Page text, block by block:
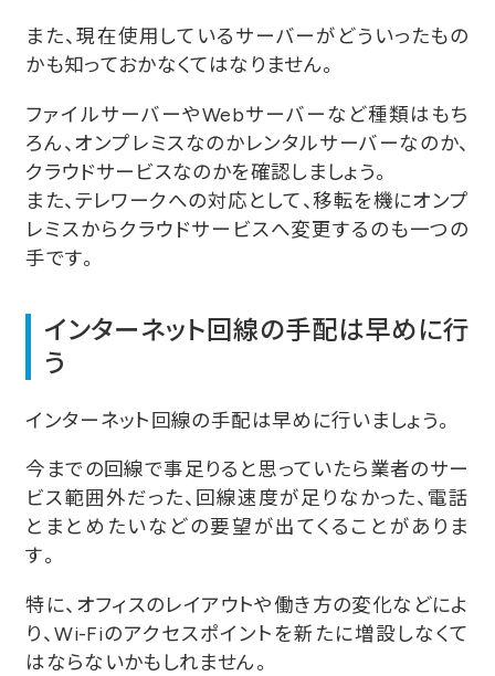
また、現在使用しているサーバーがどういったもの
かも知っておかなくてはなりません。
ファイルサーバーやWebサーバーなど種類はもち
ろん、オンプレミスなのかレンタルサーバーなのか、
クラウドサービスなのかを確認しましょう。
また、テレワークへの対応として、移転を機にオンプ
レミスからクラウドサービスへ変更するのも一つの
手です。
インターネット回線の手配は早めに行
う
インターネット回線の手配は早めに行いましょう。
今までの回線で事足りると思っていたら業者のサー
ビス範囲外だった、回線速度が足りなかった、電話
とまとめたいなどの要望が出てくることがありま
す。
特に、オフィスのレイアウトや働き方の変化などによ
り、Wi-Fiのアクセスポイントを新たに増設しなくて
はならないかもしれません。